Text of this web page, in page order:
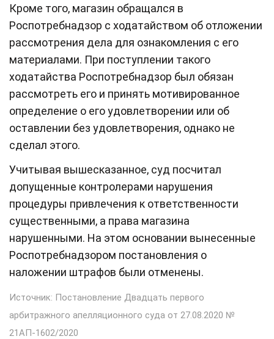
Кроме того, магазин обращался в
Роспотребнадзор с ходатайством об отложении
рассмотрения дела для ознакомления с его
материалами. При поступлении такого
ходатайства Роспотребнадзор был обязан
рассмотреть его и принять мотивированное
определение о его удовлетворении или об
оставлении без удовлетворения, однако не
сделал этого.
Учитывая вышесказанное, суд посчитал
допущенные контролерами нарушения
процедуры привлечения к ответственности
существенными, а права магазина
нарушенными. На этом основании вынесенные
Роспотребнадзором постановления о
наложении штрафов были отменены.
Источник: Постановление Двадцать первого
арбитражного апелляционного суда от 27.08.2020 №
21АП-1602/2020